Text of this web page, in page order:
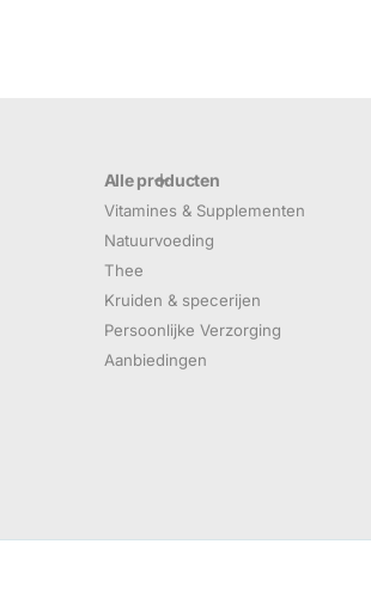
Alle producten
Vitamines & Supplementen
Natuurvoeding
Thee
Kruiden & specerijen
Persoonlijke Verzorging
Aanbiedingen